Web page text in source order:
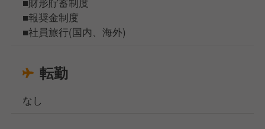
■報奨金制度
■社員旅行(国内、海外)
転勤
なし